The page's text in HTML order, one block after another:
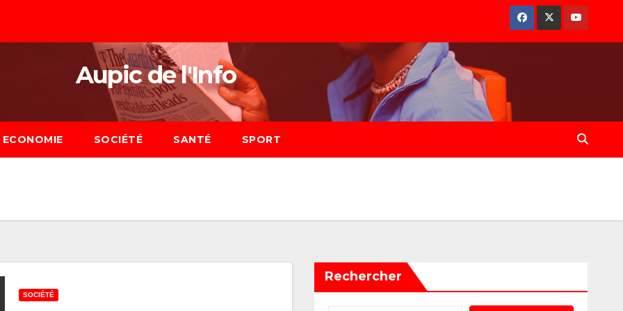
Aupic de l'Info
ECONOMIE SOCIÉTÉ SANTÉ SPORT
SOCIÉTÉ
Rechercher